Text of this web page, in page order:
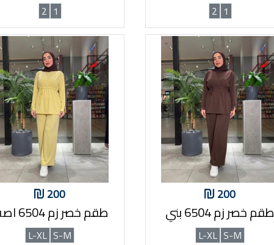
1
2
1
2
200
طقم خصر زم 6504 بني
S-M
L-XL
200
طقم خصر زم 6504 اصفر
S-M
L-XL